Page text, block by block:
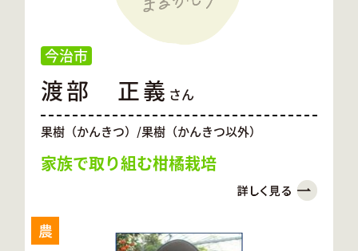
今治市
渡部 正義 さん
果樹（かんきつ）/果樹（かんきつ以外）
家族で取り組む柑橘栽培
農